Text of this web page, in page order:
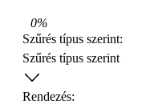
0%
Szűrés típus szerint:
Szűrés típus szerint
Rendezés: